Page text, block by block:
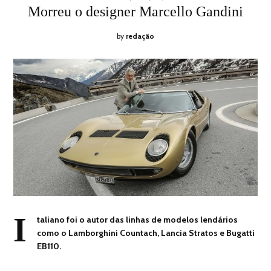
ON
13,
2024
Morreu o designer Marcello Gandini
by redação
I
taliano foi o autor das linhas de modelos lendários
como o Lamborghini Countach, Lancia Stratos e Bugatti
EB110.